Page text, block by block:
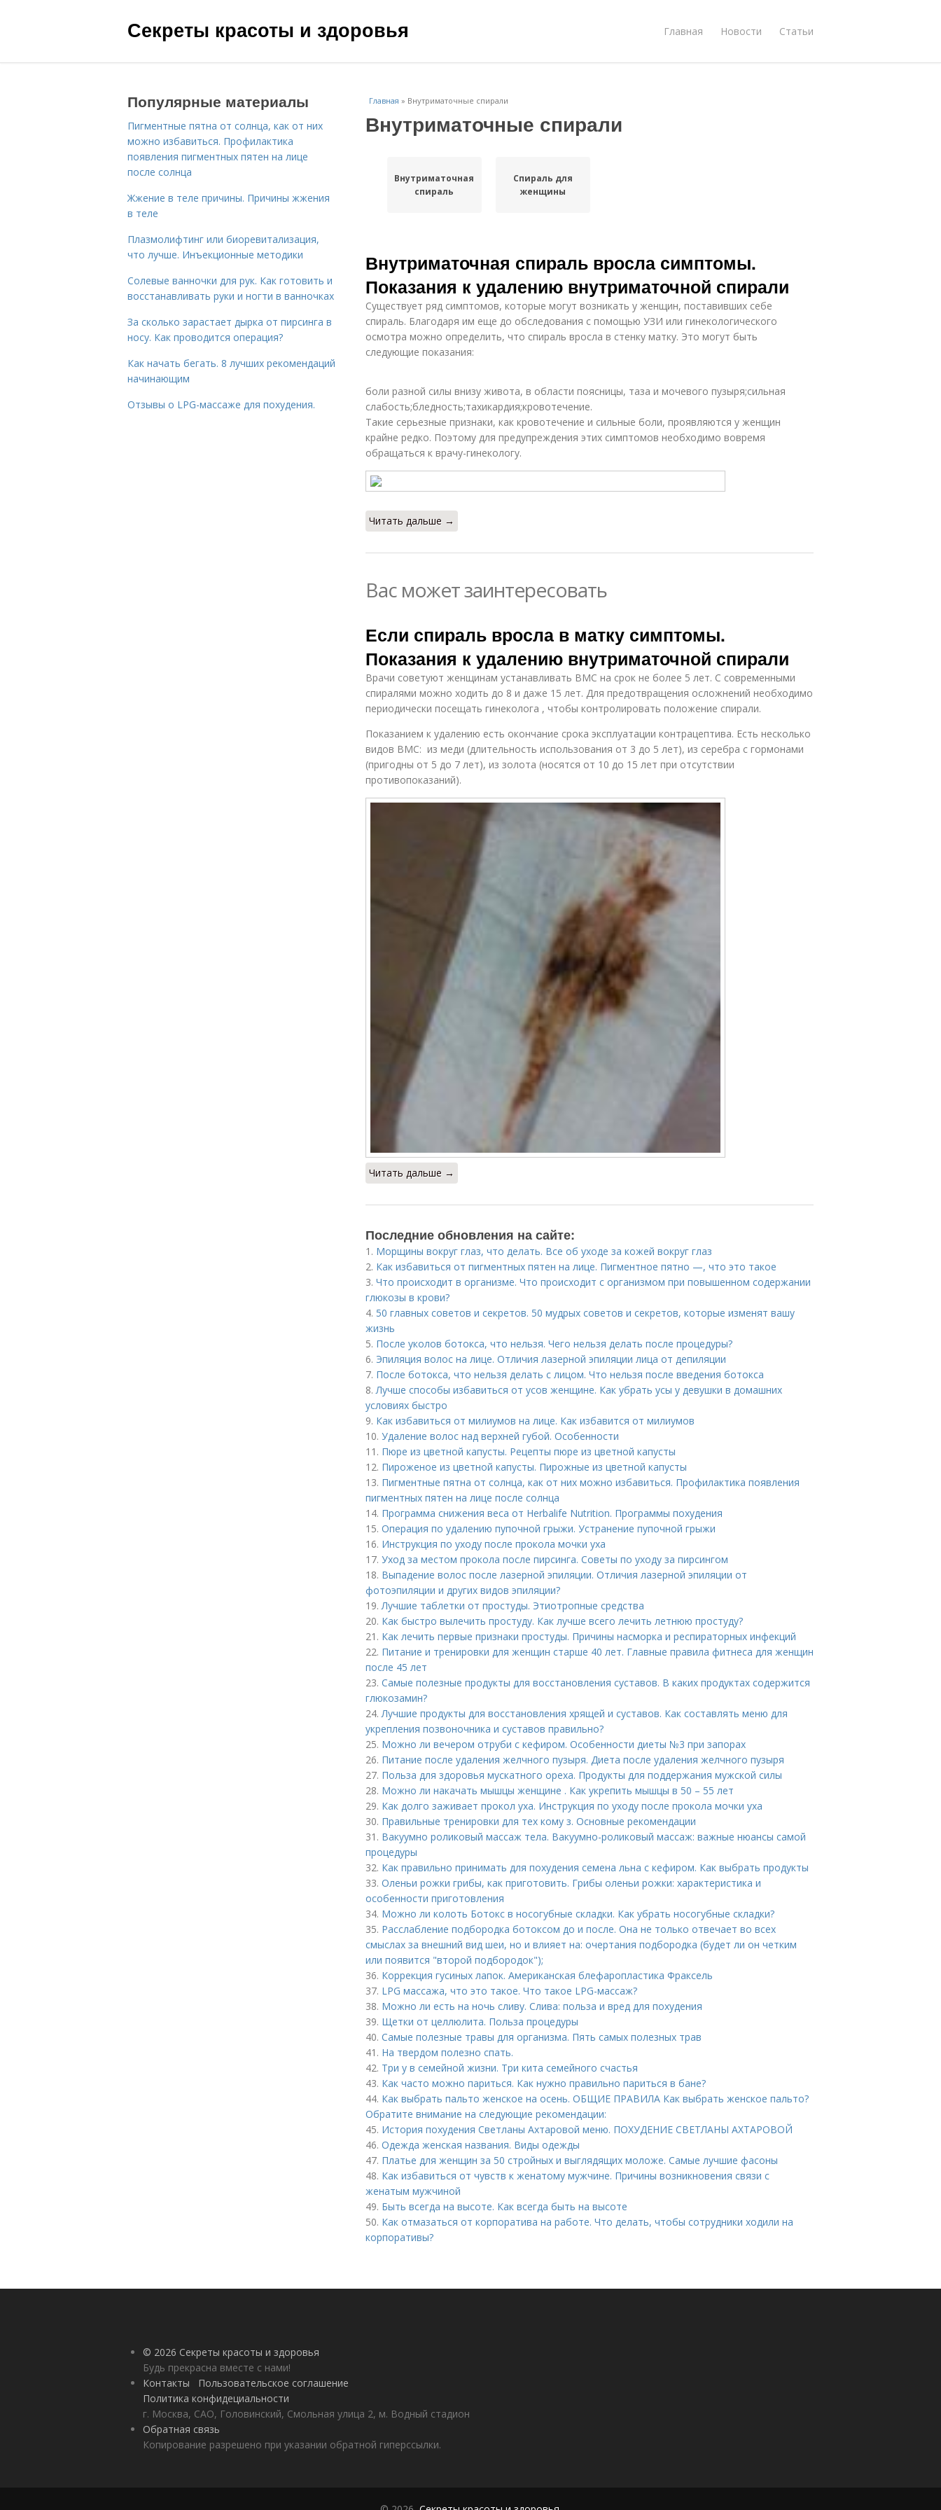
Секреты красоты и здоровья Главная Новости Статьи
Главная » Внутриматочные спирали
Внутриматочные спирали
Внутриматочная
спираль
Спираль для
женщины
Внутриматочная спираль вросла симптомы.
Показания к удалению внутриматочной спирали
Существует ряд симптомов, которые могут возникать у женщин, поставивших себе
спираль. Благодаря им еще до обследования с помощью УЗИ или гинекологического
осмотра можно определить, что спираль вросла в стенку матку. Это могут быть
следующие показания:
боли разной силы внизу живота, в области поясницы, таза и мочевого пузыря;сильная
слабость;бледность;тахикардия;кровотечение.
Такие серьезные признаки, как кровотечение и сильные боли, проявляются у женщин
крайне редко. Поэтому для предупреждения этих симптомов необходимо вовремя
обращаться к врачу-гинекологу.
Читать дальше →
Вас может заинтересовать
Если спираль вросла в матку симптомы.
Показания к удалению внутриматочной спирали
Врачи советуют женщинам устанавливать ВМС на срок не более 5 лет. С современными
спиралями можно ходить до 8 и даже 15 лет. Для предотвращения осложнений необходимо
периодически посещать гинеколога , чтобы контролировать положение спирали.
Показанием к удалению есть окончание срока эксплуатации контрацептива. Есть несколько
видов ВМС: из меди (длительность использования от 3 до 5 лет), из серебра с гормонами
(пригодны от 5 до 7 лет), из золота (носятся от 10 до 15 лет при отсутствии
противопоказаний).
Читать дальше →
Последние обновления на сайте:
1. Морщины вокруг глаз, что делать. Все об уходе за кожей вокруг глаз
2. Как избавиться от пигментных пятен на лице. Пигментное пятно —, что это такое
3. Что происходит в организме. Что происходит с организмом при повышенном содержании
глюкозы в крови?
4. 50 главных советов и секретов. 50 мудрых советов и секретов, которые изменят вашу
жизнь
5. После уколов ботокса, что нельзя. Чего нельзя делать после процедуры?
6. Эпиляция волос на лице. Отличия лазерной эпиляции лица от депиляции
7. После ботокса, что нельзя делать с лицом. Что нельзя после введения ботокса
8.Лучше способы избавиться от усов женщине. Как убрать усы у девушки в домашних
условиях быстро
9. Как избавиться от милиумов на лице. Как избавится от милиумов
10. Удаление волос над верхней губой. Особенности
11. Пюре из цветной капусты. Рецепты пюре из цветной капусты
12. Пироженое из цветной капусты. Пирожные из цветной капусты
13. Пигментные пятна от солнца, как от них можно избавиться. Профилактика появления
пигментных пятен на лице после солнца
14. Программа снижения веса от Herbalife Nutrition. Программы похудения
15. Операция по удалению пупочной грыжи. Устранение пупочной грыжи
16. Инструкция по уходу после прокола мочки уха
17. Уход за местом прокола после пирсинга. Советы по уходу за пирсингом
18. Выпадение волос после лазерной эпиляции. Отличия лазерной эпиляции от
фотоэпиляции и других видов эпиляции?
19.Лучшие таблетки от простуды. Этиотропные средства
20. Как быстро вылечить простуду. Как лучше всего лечить летнюю простуду?
21. Как лечить первые признаки простуды. Причины насморка и респираторных инфекций
22. Питание и тренировки для женщин старше 40 лет. Главные правила фитнеса для женщин
после 45 лет
23. Самые полезные продукты для восстановления суставов. В каких продуктах содержится
глюкозамин?
24.Лучшие продукты для восстановления хрящей и суставов. Как составлять меню для
укрепления позвоночника и суставов правильно?
25. Можно ли вечером отруби с кефиром. Особенности диеты №3 при запорах
26. Питание после удаления желчного пузыря. Диета после удаления желчного пузыря
27. Польза для здоровья мускатного ореха. Продукты для поддержания мужской силы
28. Можно ли накачать мышцы женщине . Как укрепить мышцы в 50 – 55 лет
29. Как долго заживает прокол уха. Инструкция по уходу после прокола мочки уха
30. Правильные тренировки для тех кому з. Основные рекомендации
31. Вакуумно роликовый массаж тела. Вакуумно-роликовый массаж: важные нюансы самой
процедуры
32. Как правильно принимать для похудения семена льна с кефиром. Как выбрать продукты
33. Оленьи рожки грибы, как приготовить. Грибы оленьи рожки: характеристика и
особенности приготовления
34. Можно ли колоть Ботокс в носогубные складки. Как убрать носогубные складки?
35. Расслабление подбородка ботоксом до и после. Она не только отвечает во всех
смыслах за внешний вид шеи, но и влияет на: очертания подбородка (будет ли он четким
или появится "второй подбородок");
36. Коррекция гусиных лапок. Американская блефаропластика Фраксель
37. LPG массажа, что это такое. Что такое LPG-массаж?
38. Можно ли есть на ночь сливу. Слива: польза и вред для похудения
39. Щетки от целлюлита. Польза процедуры
40. Самые полезные травы для организма. Пять самых полезных трав
41. На твердом полезно спать.
42. Три у в семейной жизни. Три кита семейного счастья
43. Как часто можно париться. Как нужно правильно париться в бане?
44. Как выбрать пальто женское на осень. ОБЩИЕ ПРАВИЛА Как выбрать женское пальто?
Обратите внимание на следующие рекомендации:
45. История похудения Светланы Ахтаровой меню. ПОХУДЕНИЕ СВЕТЛАНЫ АХТАРОВОЙ
46. Одежда женская названия. Виды одежды
47. Платье для женщин за 50 стройных и выглядящих моложе. Самые лучшие фасоны
48. Как избавиться от чувств к женатому мужчине. Причины возникновения связи с
женатым мужчиной
49. Быть всегда на высоте. Как всегда быть на высоте
50. Как отмазаться от корпоратива на работе. Что делать, чтобы сотрудники ходили на
корпоративы?
Популярные материалы
Пигментные пятна от солнца, как от них
можно избавиться. Профилактика
появления пигментных пятен на лице
после солнца
Жжение в теле причины. Причины жжения
в теле
Плазмолифтинг или биоревитализация,
что лучше. Инъекционные методики
Солевые ванночки для рук. Как готовить и
восстанавливать руки и ногти в ванночках
За сколько зарастает дырка от пирсинга в
носу. Как проводится операция?
Как начать бегать. 8 лучших рекомендаций
начинающим
Отзывы о LPG-массаже для похудения.
© 2026 Секреты красоты и здоровья
Будь прекрасна вместе с нами!
Контакты
Пользовательское соглашение
Политика конфидециальности
г. Москва, САО, Головинский, Смольная улица 2, м. Водный стадион
Обратная связь
Копирование разрешено при указании обратной гиперссылки.